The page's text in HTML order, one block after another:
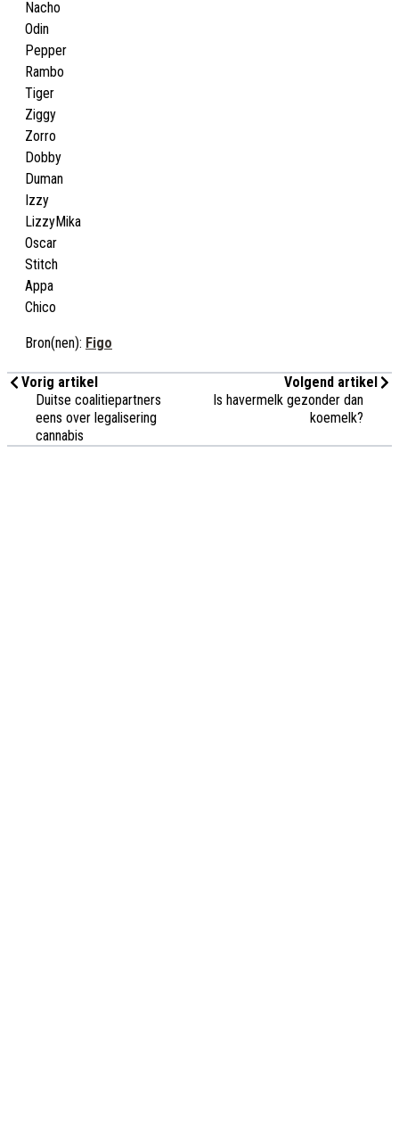
Nacho
Odin
Pepper
Rambo
Tiger
Ziggy
Zorro
Dobby
Duman
Izzy
LizzyMika
Oscar
Stitch
Appa
Chico
Bron(nen): Figo
Vorig artikel
Duitse coalitiepartners
eens over legalisering
cannabis
Volgend artikel
Is havermelk gezonder dan
koemelk?